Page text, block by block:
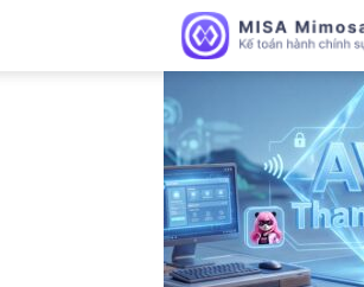
MISA
Mimosa
Blog